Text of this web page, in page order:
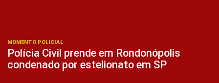
MOMENTO POLICIAL
Polícia Civil prende em Rondonópolis
condenado por estelionato em SP